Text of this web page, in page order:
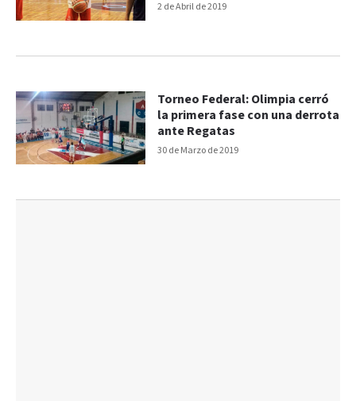
2 de Abril de 2019
30 de Marzo de 2019
Torneo Federal: Olimpia cerró
la primera fase con una derrota
ante Regatas